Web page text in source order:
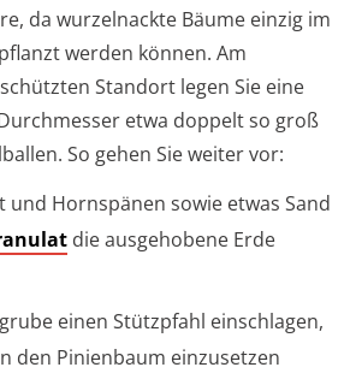
da wurzelnackte Bäume einzig im
werden können. Am
Standort legen Sie eine
etwa doppelt so groß
So gehen Sie weiter vor:
und Hornspänen sowie etwas Sand
die ausgehobene Erde
einen Stützpfahl einschlagen,
den Pinienbaum einzusetzen